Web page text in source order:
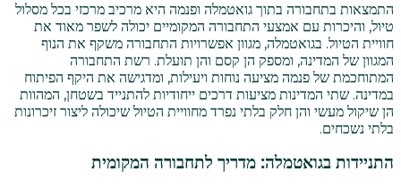
התמצאות בתחבורה בתוך גואטמלה ופנמה היא מרכיב מרכזי בכל מסלול
טיול, והיכרות עם אמצעי התחבורה המקומיים יכולה לשפר מאוד את
חוויית הטיול. בגואטמלה, מגוון אפשרויות התחבורה משקף את הנוף
המגוון של המדינה, ומספק הן קסם והן תועלת. רשת התחבורה
המתוחכמת של פנמה מציעה נוחות ויעילות, ומדגישה את היקף הפיתוח
במדינה. שתי המדינות מציעות דרכים ייחודיות להתנייד בשטחן, המהוות
הן שיקול מעשי והן חלק בלתי נפרד מחוויית הטיול שיכולה ליצור זיכרונות
בלתי נשכחים.
התניידות בגואטמלה: מדריך לתחבורה המקומית